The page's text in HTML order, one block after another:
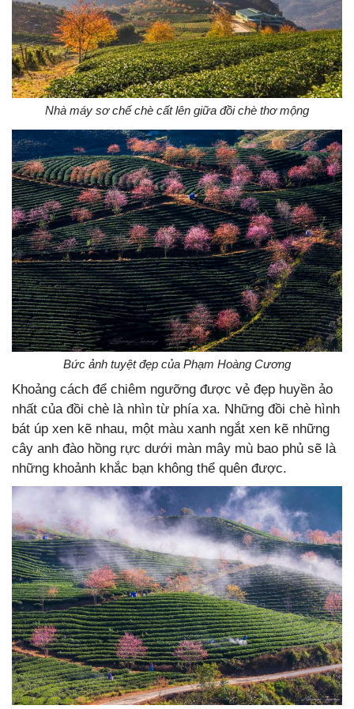
Nhà máy sơ chế chè cất lên giữa đồi chè thơ mộng
Bức ảnh tuyệt đẹp của Phạm Hoàng Cương
Khoảng cách để chiêm ngưỡng được vẻ đẹp huyền ảo
nhất của đồi chè là nhìn từ phía xa. Những đồi chè hình
bát úp xen kẽ nhau, một màu xanh ngắt xen kẽ những
cây anh đào hồng rực dưới màn mây mù bao phủ sẽ là
những khoảnh khắc bạn không thể quên được.